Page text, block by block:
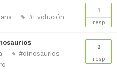
1
resp
#Evolución
2
resp
#dinosaurios